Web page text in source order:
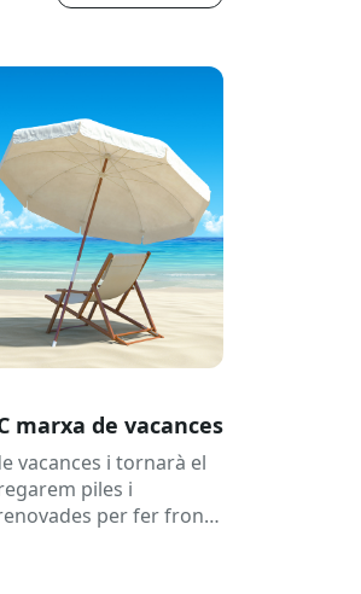
marxa de vacances
vacances i tornarà el
piles i
per fer front